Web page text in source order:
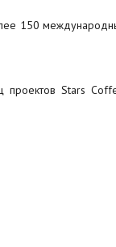
150
Stars